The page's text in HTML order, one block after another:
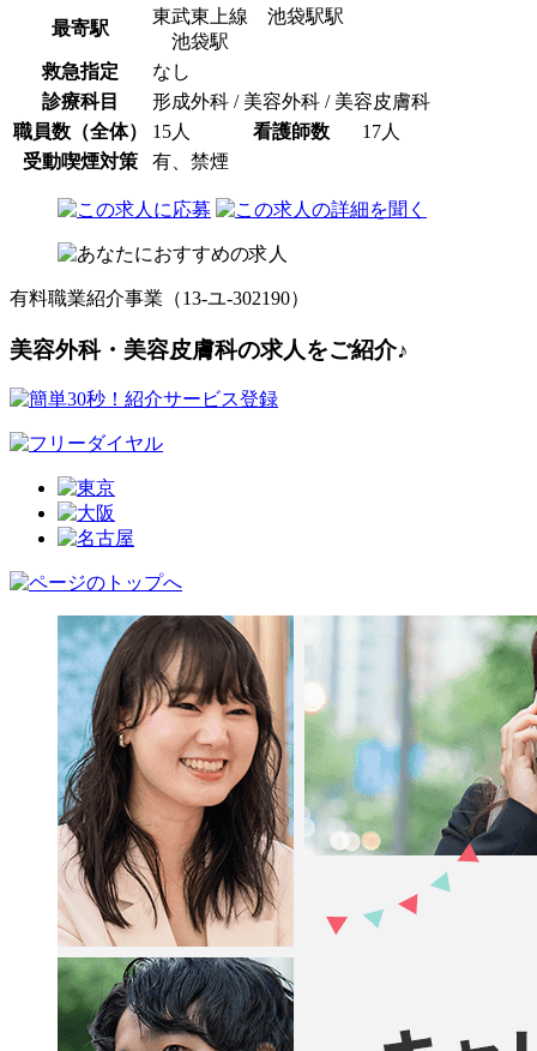
最寄駅
東武東上線 池袋駅駅
池袋駅
救急指定
なし
診療科目
形成外科 / 美容外科 / 美容皮膚科
職員数（全体）
15人 看護師数
17人
受動喫煙対策
有、禁煙
有料職業紹介事業（13-ユ-302190）
美容外科・美容皮膚科の求人をご紹介♪